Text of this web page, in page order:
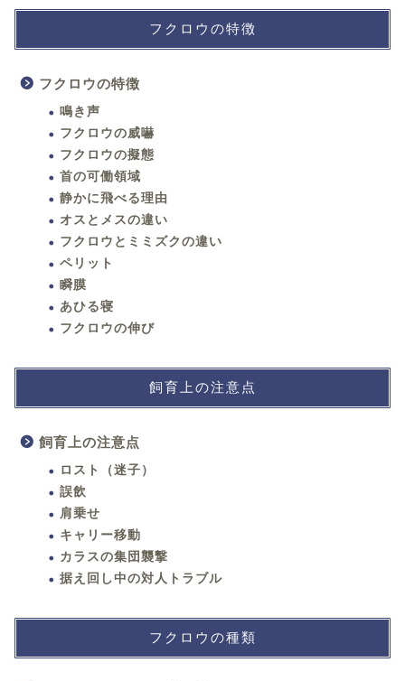
フクロウの特徴
フクロウの特徴
鳴き声
フクロウの威嚇
フクロウの擬態
首の可働領域
静かに飛べる理由
オスとメスの違い
フクロウとミミズクの違い
ペリット
瞬膜
あひる寝
フクロウの伸び
飼育上の注意点
飼育上の注意点
ロスト（迷子）
誤飲
肩乗せ
キャリー移動
カラスの集団襲撃
据え回し中の対人トラブル
フクロウの種類